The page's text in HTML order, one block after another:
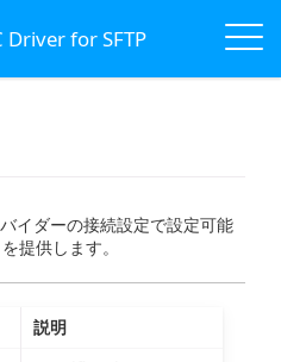
Driver for SFTP
イダーの接続設定で設定可能
提供します。
説明